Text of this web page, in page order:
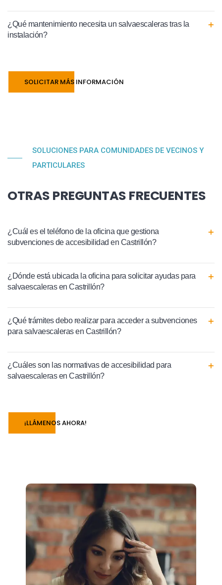
¿Qué mantenimiento necesita un salvaescaleras tras la
instalación?
SOLICITAR MÁS INFORMACIÓN
SOLUCIONES PARA COMUNIDADES DE VECINOS Y
PARTICULARES
OTRAS PREGUNTAS FRECUENTES
¿Cuál es el teléfono de la oficina que gestiona
subvenciones de accesibilidad en Castrillón?
¿Dónde está ubicada la oficina para solicitar ayudas para
salvaescaleras en Castrillón?
¿Qué trámites debo realizar para acceder a subvenciones
para salvaescaleras en Castrillón?
¿Cuáles son las normativas de accesibilidad para
salvaescaleras en Castrillón?
¡LLÁMENOS AHORA!